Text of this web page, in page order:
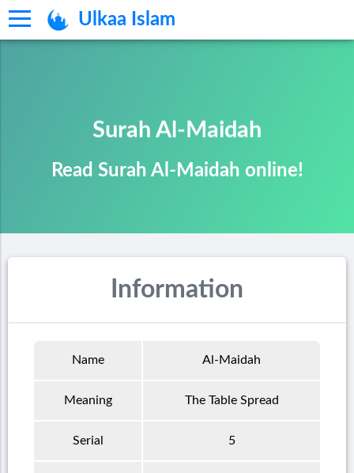
Ulkaa Islam
Surah Al-Maidah
Read Surah Al-Maidah online!
Information
Name Al-Maidah
Meaning The Table Spread
Serial 5